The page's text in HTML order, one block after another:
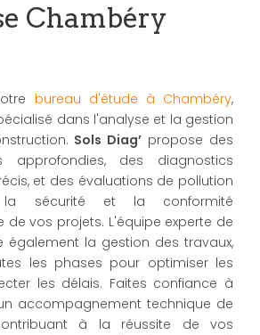
Chambéry
bureau d'étude à Chambéry,
dans l'analyse et la gestion
Sols Diag’ propose des
des diagnostics
et des évaluations de pollution
sécurité et la conformité
de vos projets. L'équipe experte de
également la gestion des travaux,
les phases pour optimiser les
les délais. Faites confiance à
accompagnement technique de
à la réussite de vos